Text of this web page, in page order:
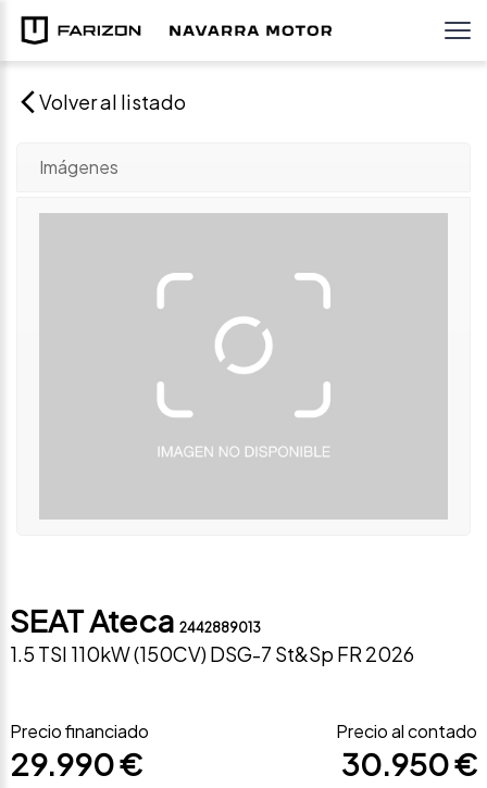
Volver al listado
Imágenes
SEAT Ateca 2442889013
1.5 TSI 110kW (150CV) DSG-7 St&Sp FR 2026
Precio financiado
29.990 €
Precio al contado
30.950 €